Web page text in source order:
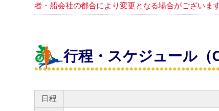
者・船会社の都合により変更となる場合がございま
行程・スケジュール（
日程